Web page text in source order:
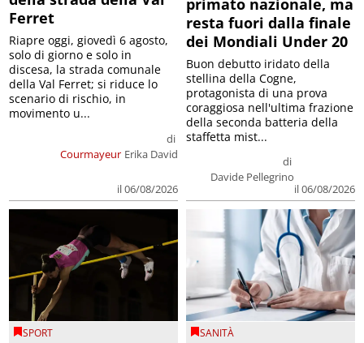
Ferret
Courmayeur
di
Erika David
il 06/08/2026
Riapre oggi, giovedì 6 agosto,
solo di giorno e solo in
discesa, la strada comunale
della Val Ferret; si riduce lo
scenario di rischio, in
movimento u...
primato nazionale, ma
resta fuori dalla finale
dei Mondiali Under 20
di
Davide Pellegrino
il 06/08/2026
Buon debutto iridato della
stellina della Cogne,
protagonista di una prova
coraggiosa nell'ultima frazione
della seconda batteria della
staffetta mist...
SPORT SANITÀ